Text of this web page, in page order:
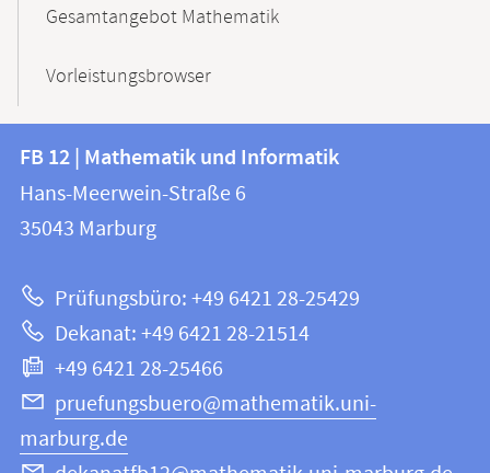
Gesamtangebot Mathematik
Vorleistungsbrowser
Kontakt
und
Informationen
Website
FB
12
|
und
Informatik
FB 12 | Mathematik und Informatik
Hans-Meerwein-Straße 6
35043 Marburg
Prüfungsbüro: +49 6421 28-25429
Dekanat: +49 6421 28-21514
+49 6421 28-25466
pruefungsbuero@mathematik.uni-
marburg.de